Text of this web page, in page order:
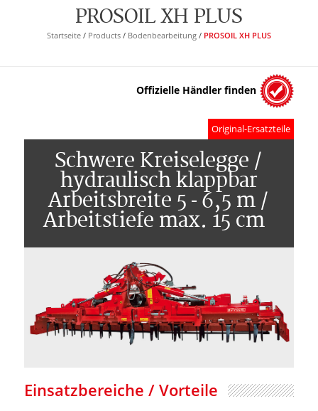
PROSOIL XH PLUS
Startseite/ Products/ Bodenbearbeitung/ PROSOIL XH PLUS
Offizielle Händler finden
Original-Ersatzteile
Schwere Kreiselegge /
hydraulisch klappbar
Arbeitsbreite 5 - 6,5 m /
Arbeitstiefe max. 15 cm
Einsatzbereiche / Vorteile